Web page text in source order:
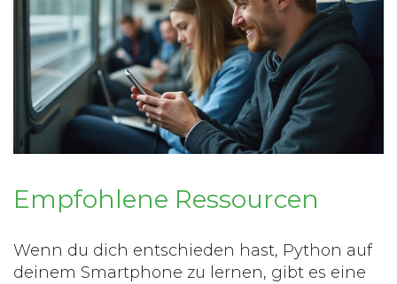
Empfohlene Ressourcen
Wenn du dich entschieden hast, Python auf
deinem Smartphone zu lernen, gibt es eine